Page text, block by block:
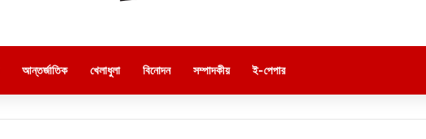
আন্তর্জাতিক খেলাধুলা বিনোদন সম্পাদকীয় ই-পেপার